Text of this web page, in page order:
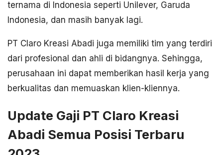
ternama di Indonesia seperti Unilever, Garuda
Indonesia, dan masih banyak lagi.
PT Claro Kreasi Abadi juga memiliki tim yang terdiri
dari profesional dan ahli di bidangnya. Sehingga,
perusahaan ini dapat memberikan hasil kerja yang
berkualitas dan memuaskan klien-kliennya.
Update Gaji PT Claro Kreasi
Abadi Semua Posisi Terbaru